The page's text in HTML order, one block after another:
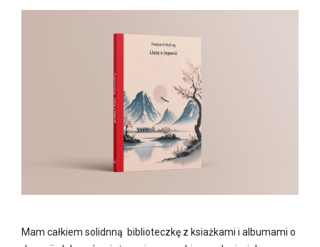
Mam całkiem solidnną biblioteczkę z ksiażkami i albumami o